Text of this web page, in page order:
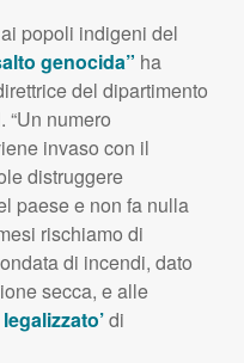
popoli indigeni del
genocida” ha
del dipartimento
numero
invaso con il
distruggere
paese e non fa nulla
rischiamo di
di incendi, dato
secca, e alle
di